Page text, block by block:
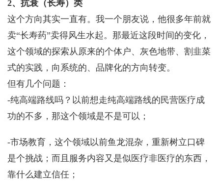
2、抗衰（长寿）类
这个方向其实一直有。我一个朋友说，他很多年前就
卖“长寿药”卖得风生水起。那最近这段时间的变化，
这个领域的探索从原来的个体户、灰色地带、割韭菜
式的实践，向系统的、品牌化的方向转变。
但有几个问题：
-纯高端路线吗？以前想走纯高端路线的民营医疗成
功的不多，那这个领域是不是可以；
-市场教育，这个领域以前鱼龙混杂，重新树立口碑
是个挑战；而且服务内容又是似医疗非医疗的东西，
靠什么建立信任；